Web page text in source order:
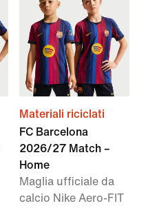
Materiali riciclati
FC Barcelona
2026/27 Match –
Home
Maglia ufficiale da
calcio Nike Aero-FIT